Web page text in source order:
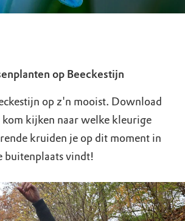
op Beeckestijn
op z'n mooist. Download
kom kijken naar welke kleurige
kruiden je op dit moment in
buitenplaats vindt!